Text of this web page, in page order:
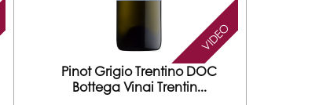
VIDEO
Pinot Grigio Trentino DOC
Bottega Vinai Trentin...